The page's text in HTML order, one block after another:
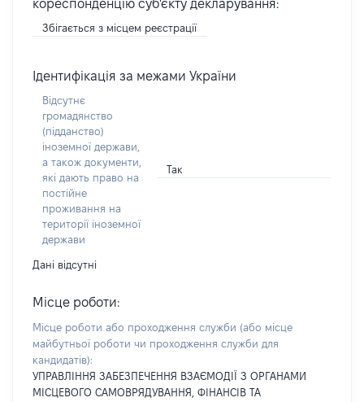
кореспонденцію суб'єкту декларування:
Збігається з місцем реєстрації
Ідентифікація за межами України
Відсутнє
громадянство
(підданство)
іноземної держави,
а також документи,
які дають право на
постійне
проживання на
території іноземної
держави
Так
Дані відсутні
Місце роботи:
Місце роботи або проходження служби (або місце
майбутньої роботи чи проходження служби для
кандидатів):
УПРАВЛІННЯ ЗАБЕЗПЕЧЕННЯ ВЗАЄМОДІЇ З ОРГАНАМИ
МІСЦЕВОГО САМОВРЯДУВАННЯ, ФІНАНСІВ ТА